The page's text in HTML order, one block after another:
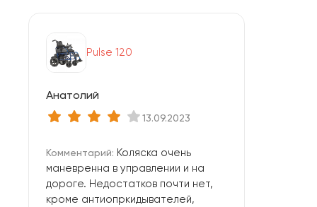
Pulse 120
Анатолий
13.09.2023
Комментарий: Коляска очень
маневренна в управлении и на
дороге. Недостатков почти нет,
кроме антиопркидывателей,